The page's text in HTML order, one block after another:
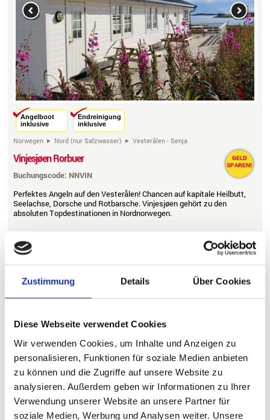
Zustimmung Details Über Cookies
Diese Webseite verwendet Cookies
Wir verwenden Cookies, um Inhalte und Anzeigen zu
personalisieren, Funktionen für soziale Medien anbieten
zu können und die Zugriffe auf unsere Website zu
analysieren. Außerdem geben wir Informationen zu Ihrer
Verwendung unserer Website an unsere Partner für
soziale Medien, Werbung und Analysen weiter. Unsere
Previous Next
Angelboot
inklusive
Endreinigung
inklusive
Norwegen Nord (nur Salzwasser) Vesterålen - Senja
GELD
SPAREN!
Vinjesjøen Rorbuer
Buchungscode: NNVIN
Perfektes Angeln auf den Vesterålen! Chancen auf kapitale Heilbutt,
Seelachse, Dorsche und Rotbarsche. Vinjesjøen gehört zu den
absoluten Topdestinationen in Nordnorwegen.
Maximale Belegung:
4 - 6 Personen je Wohnung / Haus
Mindesteilnehmerzahl:
Entfernung Wasser:
30 m
Heilbutt
KUNDENBEWERTUNG:
Details
Ab 1519 €